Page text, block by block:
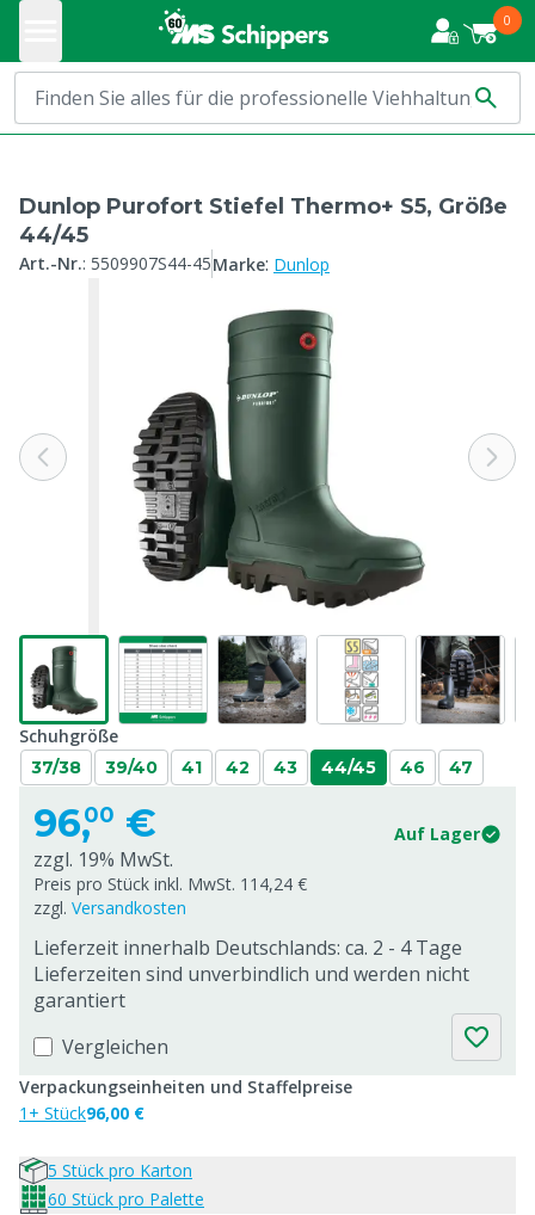
0
Dunlop Purofort Stiefel Thermo+ S5, Größe
44/45
Art.-Nr.: 5509907S44-45Marke: Dunlop
Schuhgröße
37/38 39/40 41 42 43 44/45 46 47
96,00 € Auf Lager
zzgl. 19% MwSt.
Preis pro Stück inkl. MwSt. 114,24 €
zzgl. Versandkosten
Lieferzeit innerhalb Deutschlands: ca. 2 - 4 Tage
Lieferzeiten sind unverbindlich und werden nicht
garantiert
Vergleichen
Verpackungseinheiten und Staffelpreise
1+ Stück96,00 €
5 Stück pro Karton
60 Stück pro Palette